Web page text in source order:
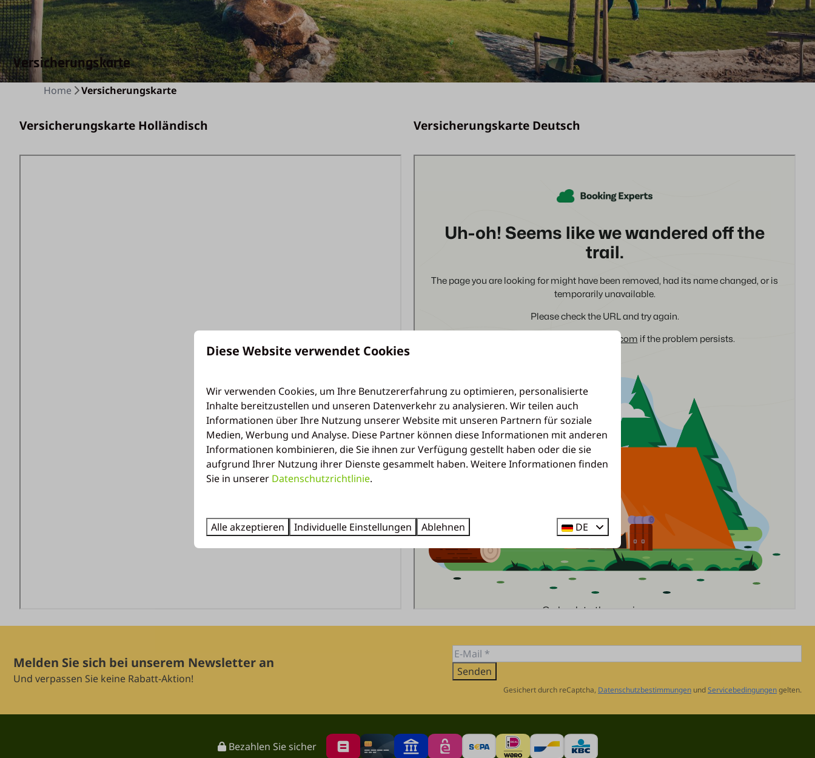
Versicherungskarte
Home Versicherungskarte
Versicherungskarte Holländisch Versicherungskarte Deutsch
Melden Sie sich bei unserem Newsletter an
Und verpassen Sie keine Rabatt-Aktion!
Senden
Gesichert durch reCaptcha, Datenschutzbestimmungen undServicebedingungengelten.
Bezahlen Sie sicher
Diese Website verwendet Cookies
Wir verwenden Cookies, um Ihre Benutzererfahrung zu optimieren, personalisierte
Inhalte bereitzustellen und unseren Datenverkehr zu analysieren. Wir teilen auch
Informationen über Ihre Nutzung unserer Website mit unseren Partnern für soziale
Medien, Werbung und Analyse. Diese Partner können diese Informationen mit anderen
Informationen kombinieren, die Sie ihnen zur Verfügung gestellt haben oder die sie
aufgrund Ihrer Nutzung ihrer Dienste gesammelt haben. Weitere Informationen finden
Sie in unserer Datenschutzrichtlinie.
Alle akzeptieren Individuelle Einstellungen Ablehnen DE